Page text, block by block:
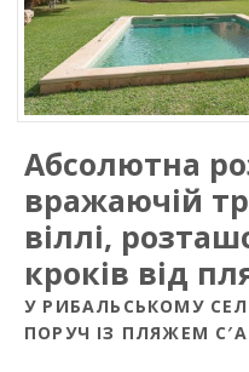
Абсолютна
вражаючій
віллі,
кроків від
У РИБАЛЬСЬКОМУ
ПОРУЧ ІЗ ПЛЯЖЕМ